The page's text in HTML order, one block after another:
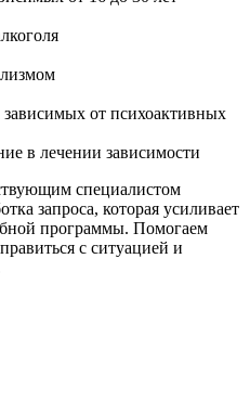
от психоактивных
в лечении зависимости
специалистом
запроса, которая усиливает
программы. Помогаем
с ситуацией и